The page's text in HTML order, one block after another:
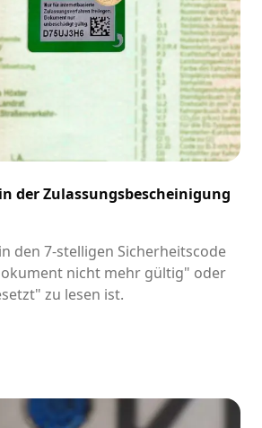
der Zulassungsbescheinigung
den 7-stelligen Sicherheitscode
nicht mehr gültig" oder
zu lesen ist.